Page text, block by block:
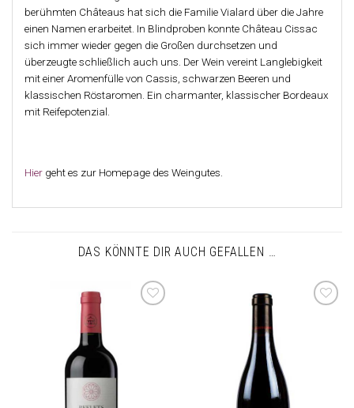
berühmten Châteaus hat sich die Familie Vialard über die Jahre
einen Namen erarbeitet. In Blindproben konnte Château Cissac
sich immer wieder gegen die Großen durchsetzen und
überzeugte schließlich auch uns. Der Wein vereint Langlebigkeit
mit einer Aromenfülle von Cassis, schwarzen Beeren und
klassischen Röstaromen. Ein charmanter, klassischer Bordeaux
mit Reifepotenzial.
Hier geht es zur Homepage des Weingutes.
DAS KÖNNTE DIR AUCH GEFALLEN …